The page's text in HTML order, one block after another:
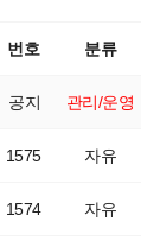
번호 분류
공지 관리/운영
1575 자유
1574 자유